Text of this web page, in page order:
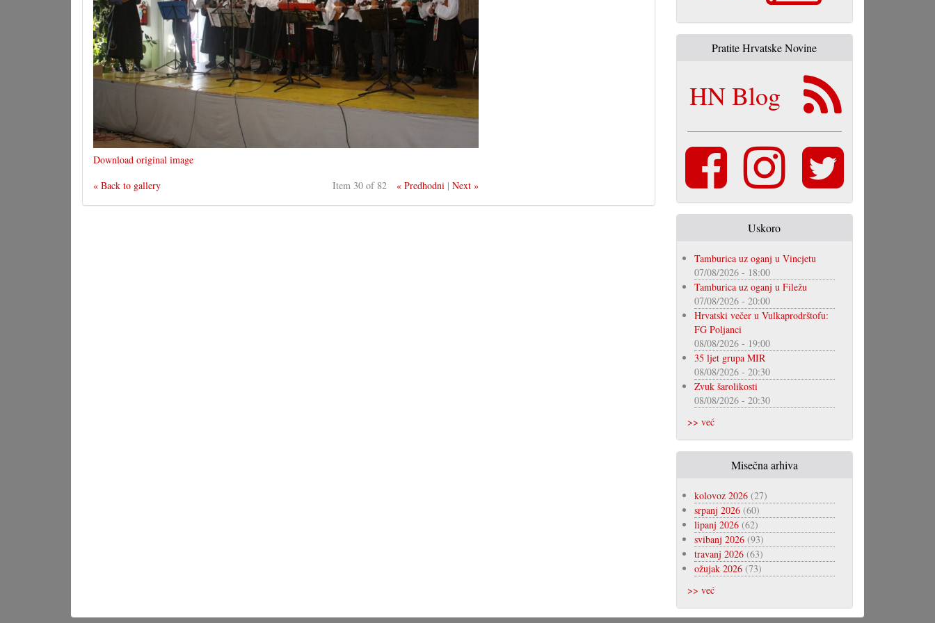
Download original image
« Back to gallery
Item 30 of 82 « Predhodni |Next »
Pratite Hrvatske Novine
HN Blog
Uskoro
Tamburica uz oganj u Vincjetu
07/08/2026 - 18:00
Tamburica uz oganj u Filežu
07/08/2026 - 20:00
Hrvatski večer u Vulkaprodrštofu:
FG Poljanci
08/08/2026 - 19:00
35 ljet grupa MIR
08/08/2026 - 20:30
Zvuk šarolikosti
08/08/2026 - 20:30
>> već
Misečna arhiva
kolovoz 2026(27)
srpanj 2026(60)
lipanj 2026(62)
svibanj 2026(93)
travanj 2026(63)
ožujak 2026(73)
>> već